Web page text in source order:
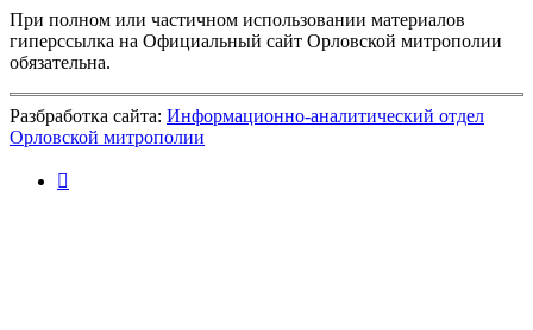
При полном или частичном использовании материалов
гиперссылка на Официальный сайт Орловской митрополии
обязательна.
Разбработка сайта: Информационно-аналитический отдел
Орловской митрополии